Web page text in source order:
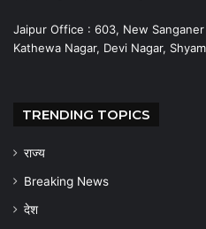
Jaipur Office : 603, New Sanganer
Kathewa Nagar, Devi Nagar,
TRENDING TOPICS
राज्य
Breaking News
देश